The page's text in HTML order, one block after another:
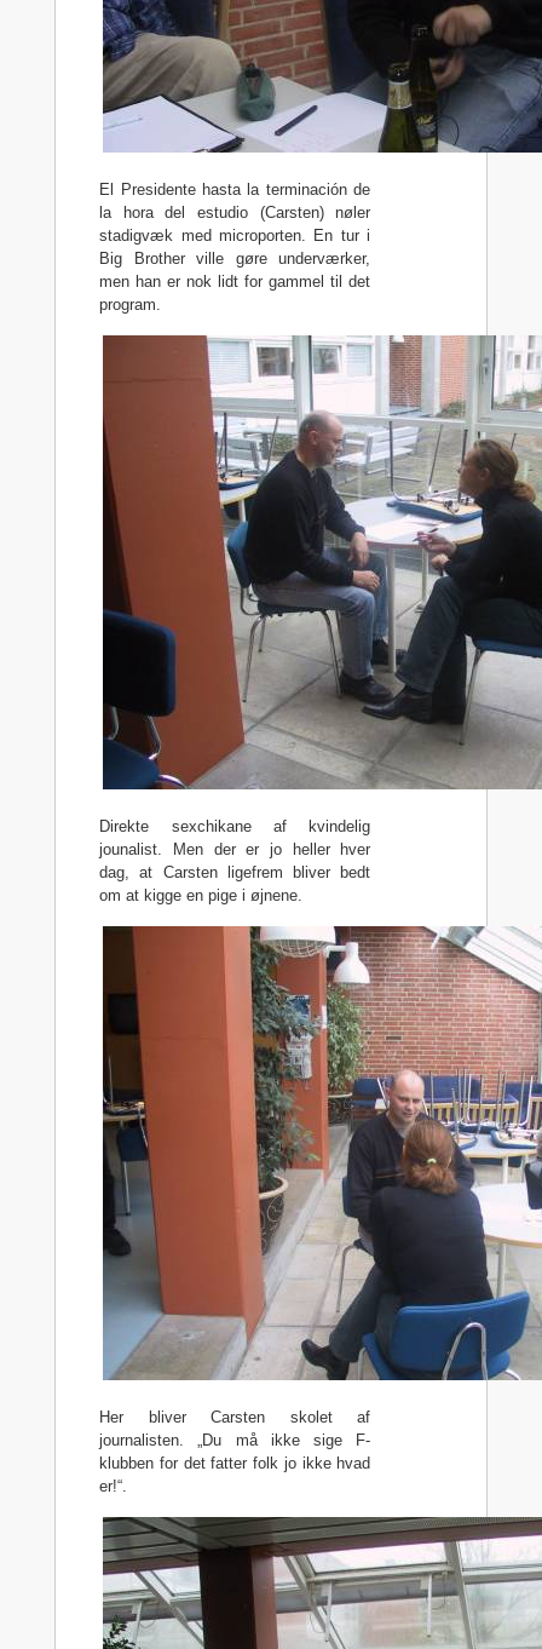
El Presidente hasta la terminación de
la hora del estudio (Carsten) nøler
stadigvæk med microporten. En tur i
Big Brother ville gøre underværker,
men han er nok lidt for gammel til det
program.
Direkte sexchikane af kvindelig
jounalist. Men der er jo heller hver
dag, at Carsten ligefrem bliver bedt
om at kigge en pige i øjnene.
Her bliver Carsten skolet af
journalisten. „Du må ikke sige F-
klubben for det fatter folk jo ikke hvad
er!“.